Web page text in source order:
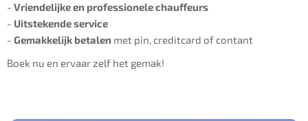
- Vriendelijke en professionele chauffeurs
- Uitstekende service
- Gemakkelijk betalen met pin, creditcard of contant
Boek nu en ervaar zelf het gemak!